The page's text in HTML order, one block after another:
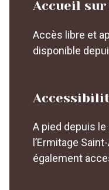
Accueil
Accès libre et
disponible
A pied depuis
l’Ermitage
également